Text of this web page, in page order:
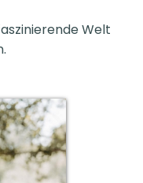
Welt